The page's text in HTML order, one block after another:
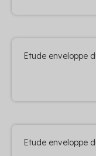
Etude enveloppe
Etude enveloppe